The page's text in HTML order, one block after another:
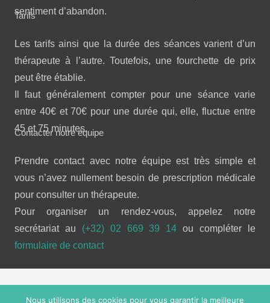
sentiment d’abandon.
Tarifs
Les tarifs ainsi que la durée des séances varient d’un
thérapeute à l’autre. Toutefois, une fourchette de prix
peut être établie.
Il faut généralement compter pour une séance varie
entre 40€ et 70€ pour une durée qui, elle, fluctue entre
45 et 75 minutes.
Contacter notre équipe
Prendre contact avec notre équipe est très simple et
vous n’avez nullement besoin de prescription médicale
pour consulter un thérapeute.
Pour organiser un rendez-vous, appelez notre
secrétariat au (+32) 02 669 39 14ou compléter le
formulaire de contact
Nous utilisons des cookies pour vous garantir la meilleure